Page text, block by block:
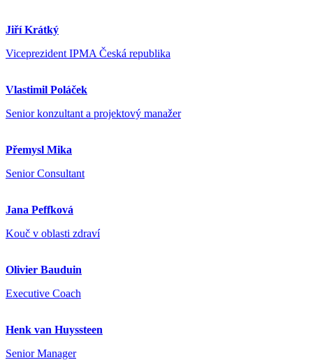
Jiří Krátký
Viceprezident IPMA Česká republika
Vlastimil Poláček
Senior konzultant a projektový manažer
Přemysl Mika
Senior Consultant
Jana Peffková
Kouč v oblasti zdraví
Olivier Bauduin
Executive Coach
Henk van Huyssteen
Senior Manager